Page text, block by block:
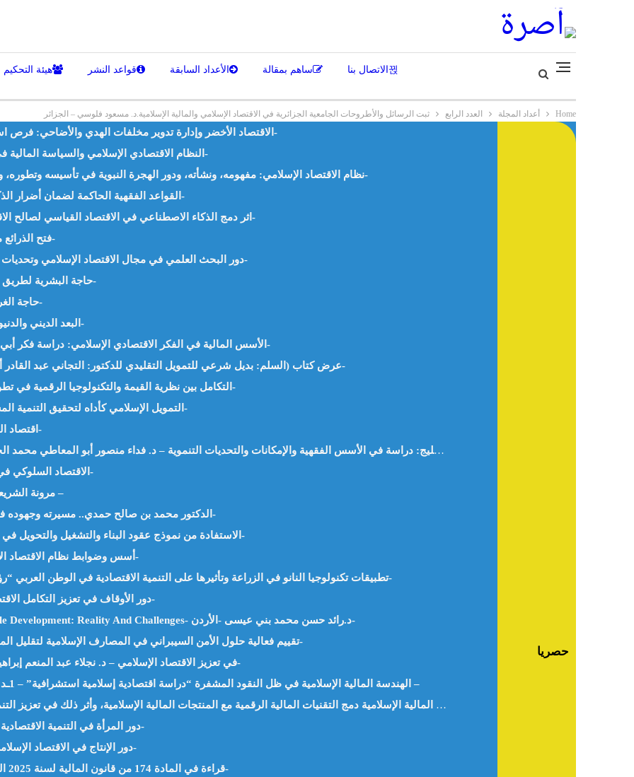
هيئة التحكيم قواعد النشر الأعداد السابقة ساهم بمقالة الاتصال بنا
Home أعداد المجلة العدد الرابع ثبت الرسائل والأطروحات الجامعية الجزائرية في الاقتصاد الإسلامي والمالية الإسلامية.د. مسعود فلوسي – الجزائر
حصريا
الاقتصاد الأخضر وإدارة تدوير مخلفات الهدي والأضاحي: فرص استثمارية واعدة – أ.م.د. محمد فهمي رشاد -مصر-
النظام الاقتصادي الإسلامي والسياسة المالية في العصر الراشدي – د. محمود أحمد الأذن -لبنان-
نظام الاقتصاد الإسلامي: مفهومه، ونشأته، ودور الهجرة النبوية في تأسيسه وتطوره، وتطبيقاته – د. عبد الفتاح ثابت ناصر أحمد -اليمن-
القواعد الفقهية الحاكمة لضمان أضرار الذكاء الاصطناعي – د. زبيري زبير الياسين -الجزائر-
اثر دمج الذكاء الاصطناعي في الاقتصاد القياسي لصالح الاقتصاد الإسلامي – د. ايهاب اسماعيل احمد -مصر-
فتح الذرائع مسلكُ أصوليٌّ للنوازل – أ. بن جدو بلخير -الجزائر-
دور البحث العلمي في مجال الاقتصاد الإسلامي وتحديات التحول الرقمي – د. هيام سامي الزعبي -الأردن-
حاجة البشرية لطريق ثالث – أ. ناصر حيدر مدير بنك “السلام” -الجزائر-
حاجة الغرب لاقتصادنا الإسلامي أ. بن جدو بلخير – الجزائر-
البعد الديني والدنيوي في الشريعة الإسلامية – أ.ناصر حيدر -الجزائر-
الأسس المالية في الفكر الاقتصادي الإسلامي: دراسة فكر أبي يوسف القاضي والماوردي. د.سارة فؤاد – مصر-
عرض كتاب (السلم: بديل شرعي للتمويل التقليدي للدكتور: التجاني عبد القادر أحمد) د. فتح الرحمن علي محمد صالح- السودان-
التكامل بين نظرية القيمة والتكنولوجيا الرقمية في تطوير عقود الإجارة – د.هيام سامي الزعبي -الأردن-
التمويل الإسلامي كأداه لتحقيق التنمية المستدامة في الدول العربية – أ/ مها العطفي -مصر-
اقتصاد المعرفة والدراسات البينية – د.محمد فهمي -مصر-
الاقتصاد السلوكي في الاسلام – الباحثة عزة صالح عبد العاطي -مصر-
مرونة الشريعة لاستيعاب المتغيرات أ. بن جدو بلخير – الجزائر –
الدكتور محمد بن صالح حمدي.. مسيرته وجهوده في الاقتصاد الإسلامي د. مسعود فلوسي -الجزائر-
الاستفادة من نموذج عقود البناء والتشغيل والتحويل في استثمار الأراضي الوقفية – أ.ناصر حيدر -الجزائر-
أسس وضوابط نظام الاقتصاد الإسلامي – د.إقبال الحاج إبراهيم محمد -السودان-
تطبيقات تكنولوجيا النانو في الزراعة وتأثيرها على التنمية الاقتصادية في الوطن العربي “رؤية استشرافية” – د. هيام سامي الزعبي -الأردن-
دور الأوقاف في تعزيز التكامل الاقتصادي بين الدول العربية – د.هبة جمال جاد -مصر-
FinTech And Its Role In Achieving Sustainable Development: Reality And Challenges- د.رائد حسن محمد بني عيسى -الأردن-
تقييم فعالية حلول الأمن السيبراني في المصارف الإسلامية لتقليل المخاطر المالية – د. علي ابراهيم داود جابر -الاردن-
دور الاستثمار المسؤول اجتماعياً (SRI) في تعزيز الاقتصاد الإسلامي – د. نجلاء عبد المنعم إبراهيم -مصر-
الهندسة المالية الإسلامية في ظل النقود المشفرة “دراسة اقتصادية إسلامية استشرافية” – 1ـد.هيام سامي الزعبي 2ـأ.د.ابراهيم محمد البطاينة –
دور المرأة في التنمية الاقتصادية من منظور إسلامي – د.ألاء عادل العبيد -الكويت-
دور الإنتاج في الاقتصاد الإسلامي وتأثيره على التنمية – لطيفة الينبعي -المغرب-
قراءة في المادة 174 من قانون المالية لسنة 2025 المتعلقة الصكوك السيادية – أ.ناصر حيدر -الجزائر-